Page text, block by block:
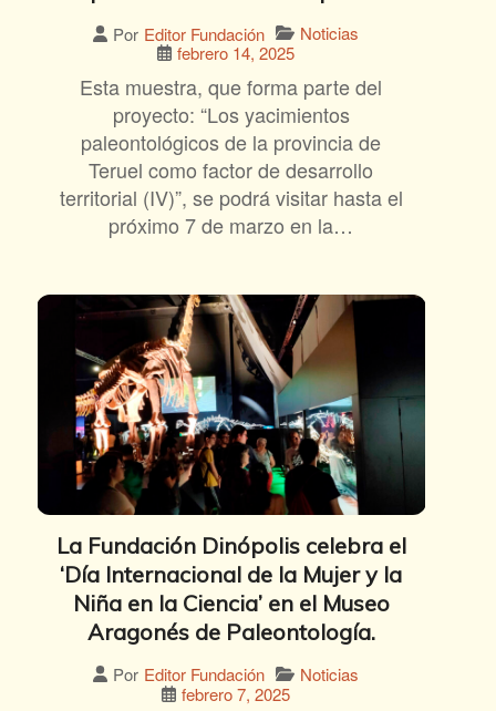
Por Editor Fundación
Noticias
febrero 14, 2025
Esta muestra, que forma parte del
proyecto: “Los yacimientos
paleontológicos de la provincia de
Teruel como factor de desarrollo
territorial (IV)”, se podrá visitar hasta el
próximo 7 de marzo en la…
La Fundación Dinópolis celebra el
‘Día Internacional de la Mujer y la
Niña en la Ciencia’ en el Museo
Aragonés de Paleontología.
Por Editor Fundación
Noticias
febrero 7, 2025